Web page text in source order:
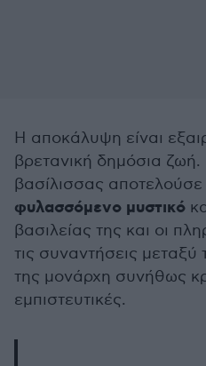
Η αποκάλυψη είναι
βρετανική δημόσια ζωή.
βασίλισσας
φυλασσόμενο μυστικό
βασιλείας της και οι
τις συναντήσεις
της μονάρχη συνήθως
εμπιστευτικές.